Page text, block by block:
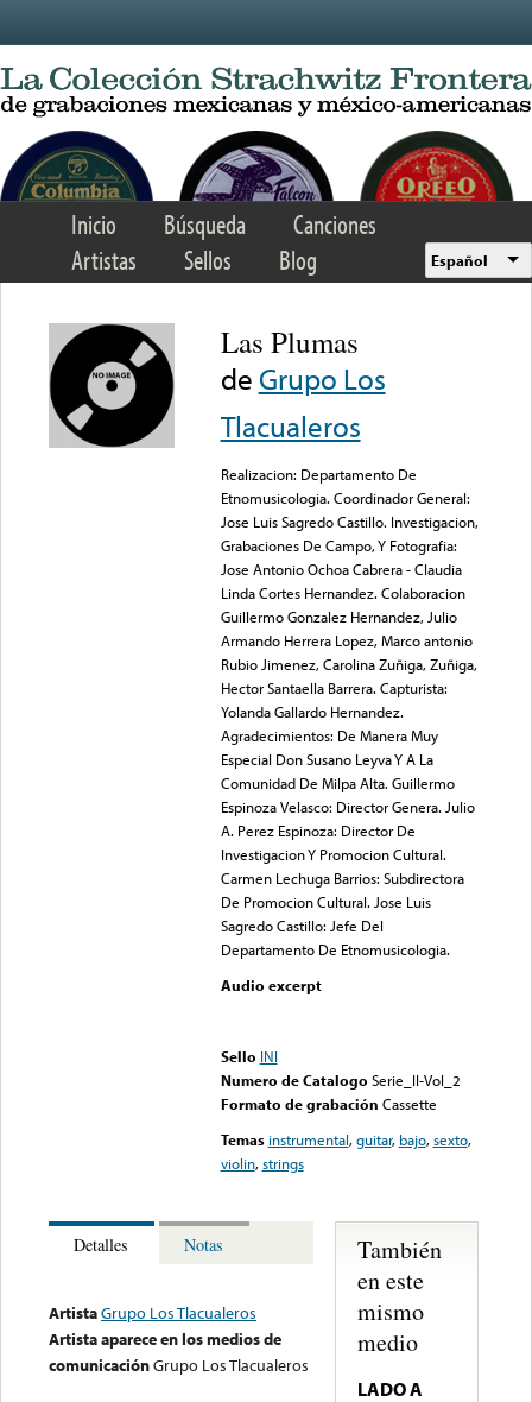
Inicio Búsqueda
Canciones
Artistas
Sellos Blog Español
Las Plumas
de Grupo Los
Tlacualeros
Realizacion: Departamento De
Etnomusicologia. Coordinador General:
Jose Luis Sagredo Castillo. Investigacion,
Grabaciones De Campo, Y Fotografia:
Jose Antonio Ochoa Cabrera - Claudia
Linda Cortes Hernandez. Colaboracion
Guillermo Gonzalez Hernandez, Julio
Armando Herrera Lopez, Marco antonio
Rubio Jimenez, Carolina Zuñiga, Zuñiga,
Hector Santaella Barrera. Capturista:
Yolanda Gallardo Hernandez.
Agradecimientos: De Manera Muy
Especial Don Susano Leyva Y A La
Comunidad De Milpa Alta. Guillermo
Espinoza Velasco: Director Genera. Julio
A. Perez Espinoza: Director De
Investigacion Y Promocion Cultural.
Carmen Lechuga Barrios: Subdirectora
De Promocion Cultural. Jose Luis
Sagredo Castillo: Jefe Del
Departamento De Etnomusicologia.
Audio excerpt
Sello INI
Numero de Catalogo Serie_II-Vol_2
Formato de grabación Cassette
Temas instrumental,guitar, bajo,sexto,
violin,strings
Detalles Notas
ArtistaGrupo Los Tlacualeros
Artista aparece en los medios de
comunicaciónGrupo Los Tlacualeros
También
en este
mismo
medio
LADO A